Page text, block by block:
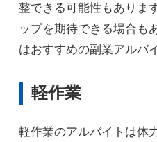
整できる可能性もありま
ップを期待できる場合も
はおすすめの副業アルバ
軽作業
軽作業のアルバイトは体